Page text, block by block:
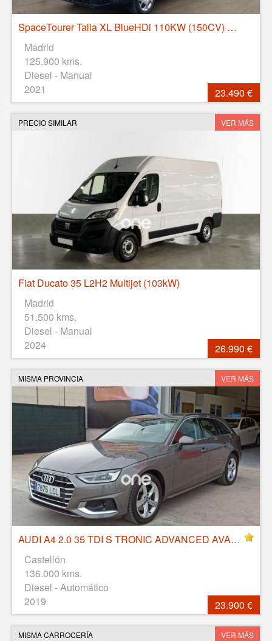
SpaceTourer Talla XL BlueHDi 110KW (150CV) Business
Madrid
125.900 kms.
Diesel - Manual
2021
23.490 €
PRECIO SIMILAR VER MÁS
Fiat Ducato 35 L2H2 Multijet (103kW)
Madrid
51.500 kms.
Diesel - Manual
2024
26.990 €
MISMA PROVINCIA VER MÁS
AUDI A4 2.0 35 TDI S TRONIC ADVANCED AVANT hibrido IHEV, 163 CV, 14/11/2019,
Castellón
136.000 kms.
Diesel - Automático
2019
23.900 €
MISMA CARROCERÍA VER MÁS